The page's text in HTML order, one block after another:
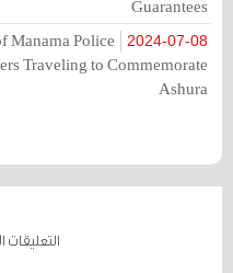
Guarantees
2024-07-08
Manama Police
Traveling to Commemorate
Ashura